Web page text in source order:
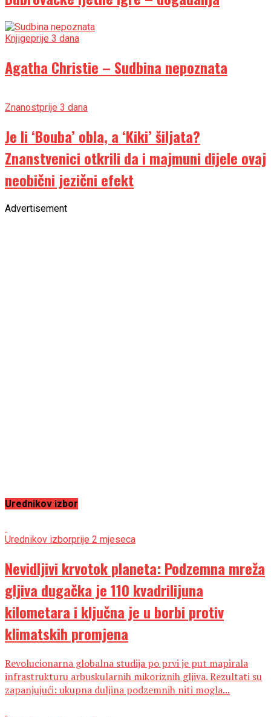
Knjigeprije 3 dana
Agatha Christie – Sudbina nepoznata
Znanostprije 3 dana
Je li ‘Bouba’ obla, a ‘Kiki’ šiljata?
Znanstvenici otkrili da i majmuni dijele ovaj
neobični jezični efekt
Advertisement
Urednikov izbor
Urednikov izborprije 2 mjeseca
Nevidljivi krvotok planeta: Podzemna mreža
gljiva dugačka je 110 kvadrilijuna
kilometara i ključna je u borbi protiv
klimatskih promjena
Revolucionarna globalna studija po prvi je put mapirala
infrastrukturu arbuskularnih mikoriznih gljiva. Rezultati su
zapanjujući: ukupna duljina podzemnih niti mogla...